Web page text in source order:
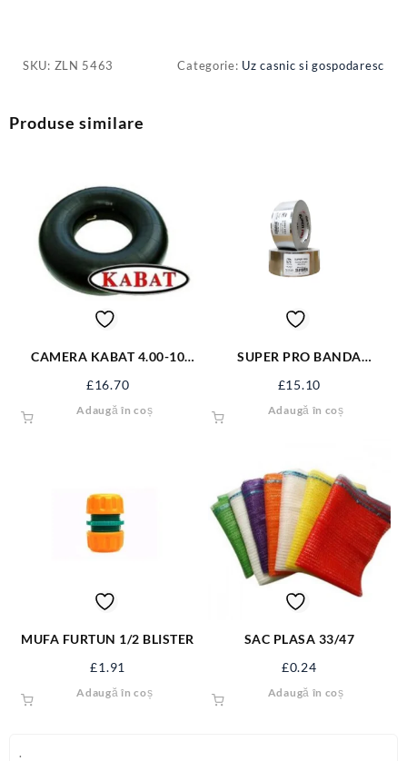
.
SKU: ZLN 5463 Categorie: Uz casnic si gospodaresc
Produse similare
CAMERA KABAT 4.00-10
£16.70
Adaugă în coș
SUPER PRO BANDA
SPBA50X48M
£15.10
Adaugă în coș
MUFA FURTUN 1/2 BLISTER
£1.91
Adaugă în coș
SAC PLASA 33/47
£0.24
Adaugă în coș